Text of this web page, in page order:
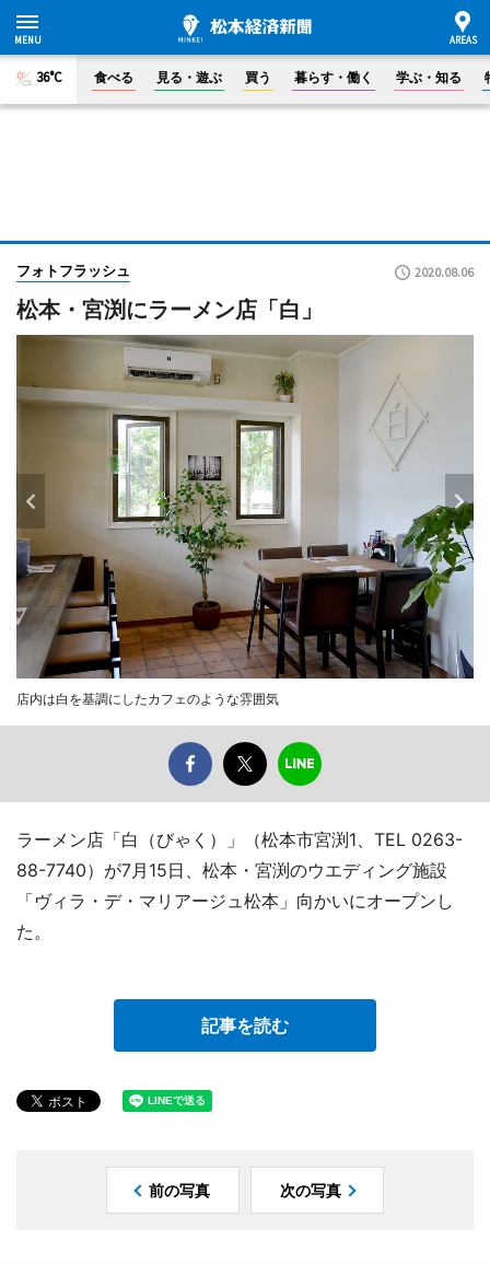
36°C 食べる 見る・遊ぶ 買う 暮らす・働く 学ぶ・知る
フォトフラッシュ 2020.08.06
松本・宮渕にラーメン店「白」
店内は白を基調にしたカフェのような雰囲気
ラーメン店「白（びゃく）」（松本市宮渕1、TEL 0263-
88-7740）が7月15日、松本・宮渕のウエディング施設
「ヴィラ・デ・マリアージュ松本」向かいにオープンし
た。
記事を読む
前の写真 次の写真